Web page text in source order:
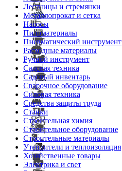
Лестницы и стремянки
Металлопрокат и сетка
Насосы
Пиломатериалы
Пневматический инструмент
Расходные материалы
Ручной инструмент
Садовая техника
Садовый инвентарь
Сварочное оборудование
Силовая техника
Средства защиты труда
Станки
Строительная химия
Строительное оборудование
Строительные материалы
Утеплители и теплоизоляция
Хозяйственные товары
Электрика и свет